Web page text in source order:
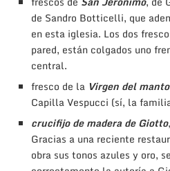
de Sandro Botticelli, que
en esta iglesia. Los dos
pared, están colgados uno
central.
fresco de la Virgen del manto
Capilla Vespucci (sí, la
crucifijo de madera de Giotto
Gracias a una reciente
obra sus tonos azules y oro,